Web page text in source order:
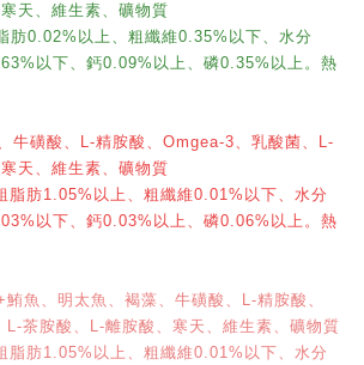
天、維生素、礦物質
肪0.02%以上、粗纖維0.35%以下、水分
以下、鈣0.09%以上、磷0.35%以上。熱
牛磺酸、L-精胺酸、Omgea-3、乳酸菌、L-
天、維生素、礦物質
脂肪1.05%以上、粗纖維0.01%以下、水分
以下、鈣0.03%以上、磷0.06%以上。熱
魚、明太魚、褐藻、牛磺酸、L-精胺酸、
茶胺酸、L-離胺酸、寒天、維生素、礦物質
脂肪1.05%以上、粗纖維0.01%以下、水分